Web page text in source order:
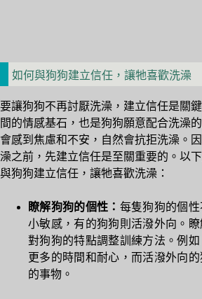
如何與狗狗建立信任，讓牠喜歡洗澡
要讓狗狗不再討厭洗澡，建立信任是關
間的情感基石，也是狗狗願意配合洗澡
會感到焦慮和不安，自然會抗拒洗澡。
澡之前，先建立信任是至關重要的。以
與狗狗建立信任，讓牠喜歡洗澡：
瞭解狗狗的個性： 每隻狗狗的個
小敏感，有的狗狗則活潑外向。
對狗狗的特點調整訓練方法。例
更多的時間和耐心，而活潑外向
的事物。